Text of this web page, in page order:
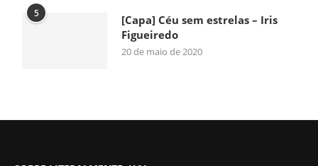
5
[Capa] Céu sem estrelas – Iris
Figueiredo
20 de maio de 2020